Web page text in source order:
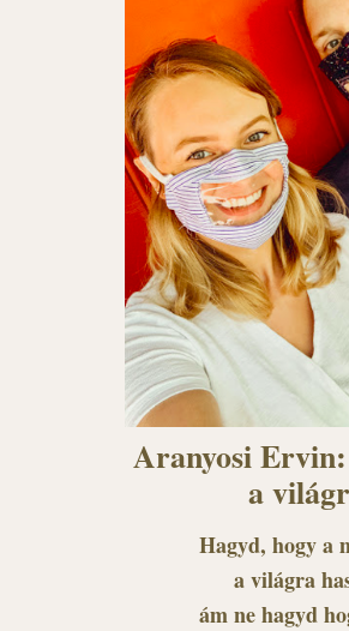
Aranyosi
a
Hagyd, hogy a
a világra
ám ne hagyd